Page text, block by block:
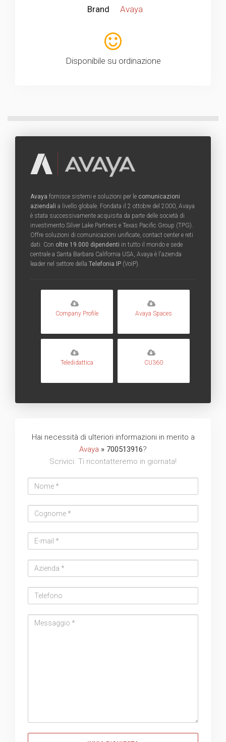
Brand
Avaya
Disponibile su ordinazione
Avaya fornisce sistemi e soluzioni per le comunicazioni
aziendali a livello globale. Fondata il 2 ottobre del 2000, Avaya
è stata successivamente acquisita da parte delle società di
investimento Silver Lake Partners e Texas Pacific Group (TPG).
Offre soluzioni di comunicazioni unificate, contact center e reti
dati. Con oltre 19.000 dipendenti in tutto il mondo e sede
centrale a Santa Barbara California USA, Avaya è l'azienda
leader nel settore della Telefonia IP (VoIP).
Company Profile Avaya Spaces
Teledidattica CU360
Hai necessità di ulteriori informazioni in merito a
Avaya » 700513916?
Scrivici. Ti ricontatteremo in giornata!
address